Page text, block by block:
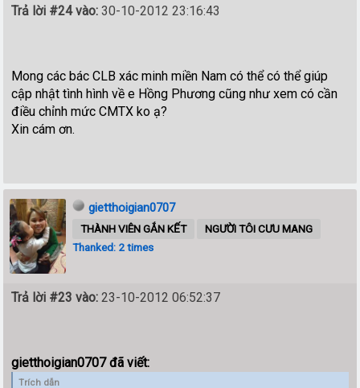
Trả lời #24 vào: 30-10-2012 23:16:43
Mong các bác CLB xác minh miền Nam có thể có thể giúp
cập nhật tình hình về e Hồng Phương cũng như xem có cần
điều chỉnh mức CMTX ko ạ?
Xin cám ơn.
gietthoigian0707
THÀNH VIÊN GẮN KẾT
NGƯỜI TÔI CƯU MANG
Thanked: 2 times
Trả lời #23 vào: 23-10-2012 06:52:37
gietthoigian0707 đã viết:
Trích dẫn